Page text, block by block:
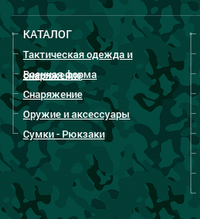
КАТАЛОГ
Тактическая одежда и
снаряжение
Военная форма
Снаряжение
Оружие и аксессуары
Сумки - Рюкзаки